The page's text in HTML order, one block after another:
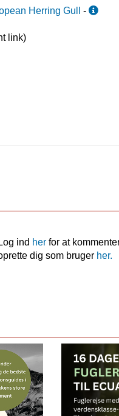
Herring Gull
-
link)
Log ind her for at
dig som bruger her.